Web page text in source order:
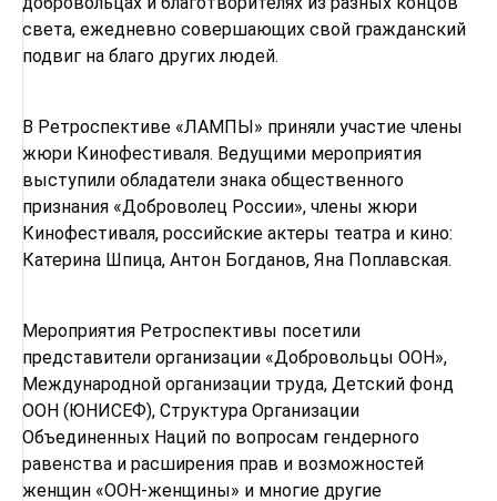
света, ежедневно совершающих свой гражданский
подвиг на благо других людей.
В Ретроспективе «ЛАМПЫ» приняли участие члены
жюри Кинофестиваля. Ведущими мероприятия
выступили обладатели знака общественного
признания «Доброволец России», члены жюри
Кинофестиваля, российские актеры театра и кино:
Катерина Шпица, Антон Богданов, Яна Поплавская.
Мероприятия Ретроспективы посетили
представители организации «Добровольцы ООН»,
Международной организации труда, Детский фонд
ООН (ЮНИСЕФ), Структура Организации
Объединенных Наций по вопросам гендерного
равенства и расширения прав и возможностей
женщин «ООН-женщины» и многие другие